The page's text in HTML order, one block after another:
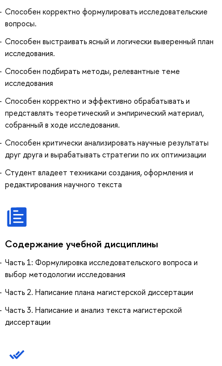
Способен корректно формулировать исследовательские
вопросы.
Способен выстраивать ясный и логически выверенный план
исследования.
Способен подбирать методы, релевантные теме
исследования
Способен корректно и эффективно обрабатывать и
представлять теоретический и эмпирический материал,
собранный в ходе исследования.
Способен критически анализировать научные результаты
друг друга и вырабатывать стратегии по их оптимизации
Студент владеет техниками создания, оформления и
редактирования научного текста
Содержание учебной дисциплины
Часть 1: Формулировка исследовательского вопроса и
выбор методологии исследования
Часть 2. Написание плана магистерской диссертации
Часть 3. Написание и анализ текста магистерской
диссертации